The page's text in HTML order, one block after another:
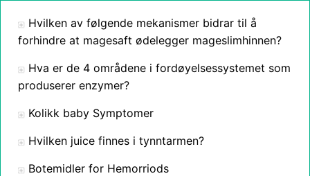
Hvilken av følgende mekanismer bidrar til å
forhindre at magesaft ødelegger mageslimhinnen?
Hva er de 4 områdene i fordøyelsessystemet som
produserer enzymer?
Kolikk baby Symptomer
Hvilken juice finnes i tynntarmen?
Botemidler for Hemorriods